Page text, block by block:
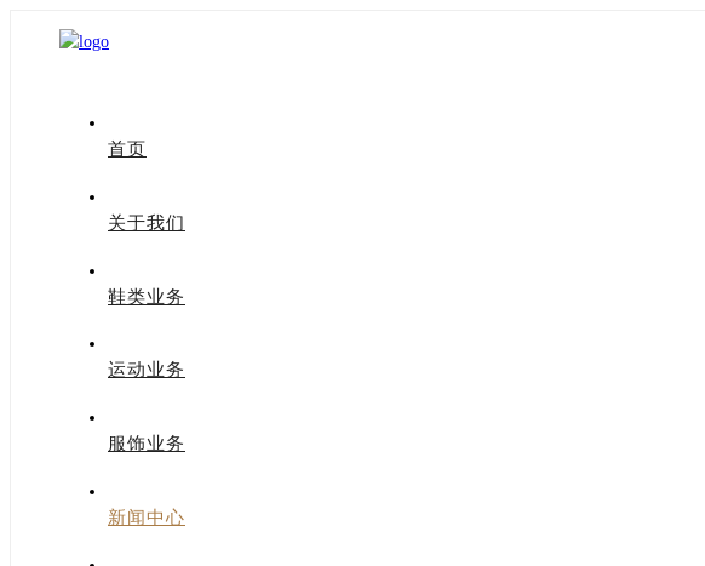
首页
关于我们
鞋类业务
运动业务
服饰业务
新闻中心